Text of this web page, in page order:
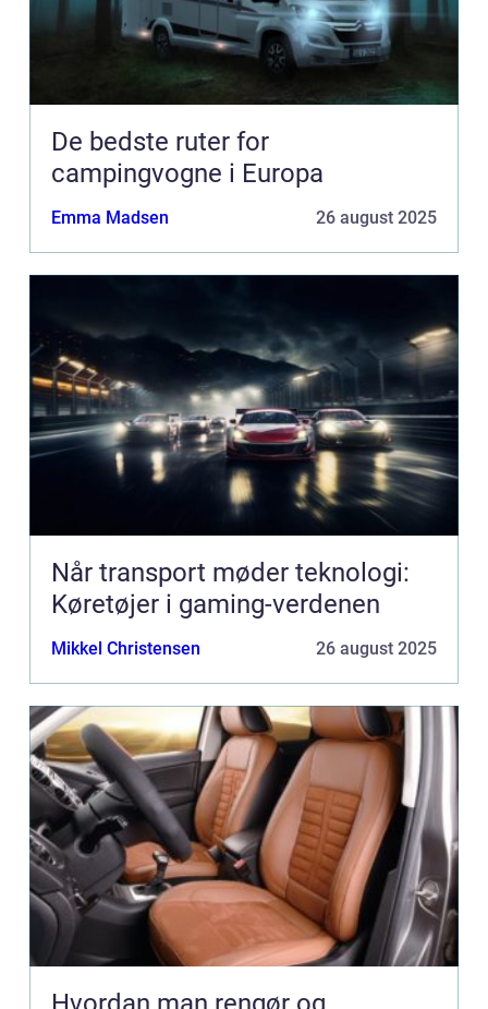
De bedste ruter for
campingvogne i Europa
Emma Madsen 26 august 2025
Når transport møder teknologi:
Køretøjer i gaming-verdenen
Mikkel Christensen 26 august 2025